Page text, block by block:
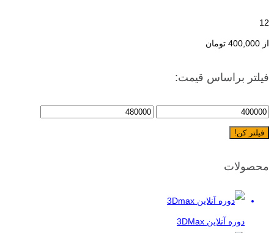
12
از 400,000 تومان
فیلتر براساس قیمت:
فیلتر کن!
محصولات
دوره آنلاین 3DMax